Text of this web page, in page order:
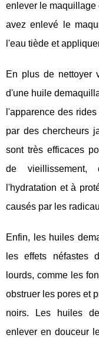
enlever le maquillage
avez enlevé le
l'eau tiède et
En plus de nettoyer
d'une huile
l'apparence des
par des chercheurs
sont très efficaces
de
l'hydratation et à
causés par les
Enfin, les huiles
les effets néfastes
lourds, comme les
obstruer les pores et
noirs. Les huiles
enlever en douceur